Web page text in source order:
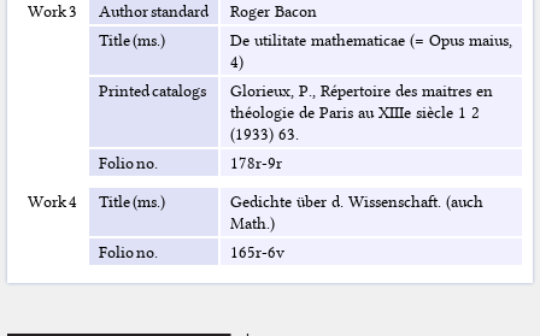
Work 3
Author standard
Roger Bacon
Title (ms.)
De utilitate mathematicae (= Opus maius,
4)
Printed catalogs
Glorieux, P., Répertoire des maitres en
théologie de Paris au XIIIe siècle 1 2
(1933) 63.
Folio no.
178r-9r
Work 4
Title (ms.)
Gedichte über d. Wissenschaft. (auch
Math.)
Folio no.
165r-6v